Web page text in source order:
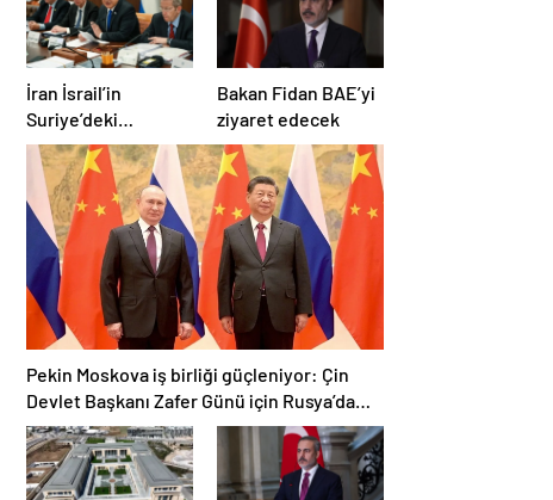
İran İsrail’in
Suriye’deki
saldırılarını kınadı
Bakan Fidan BAE’yi
ziyaret edecek
Pekin Moskova iş birliği güçleniyor: Çin
Devlet Başkanı Zafer Günü için Rusya’da
olacak